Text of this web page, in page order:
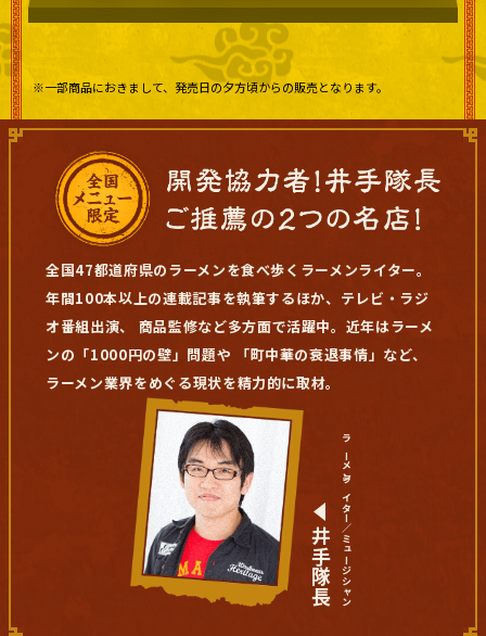
※一部商品におきまして、発売日の夕方頃からの販売となります。
全国47都道府県のラーメンを食べ歩くラーメンライター。
年間100本以上の連載記事を執筆するほか、テレビ・ラジ
オ番組出演、
商品監修など多方面で活躍中。近年はラーメ
ンの「1000円の壁」問題や 「町中華の衰退事情」など、
ラーメン業界をめぐる現状を精力的に取材。
井手隊長ラーメンライター／ミュージシャン